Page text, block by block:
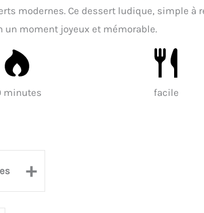
modernes. Ce dessert ludique, simple à
un moment joyeux et mémorable.
minutes facile
+